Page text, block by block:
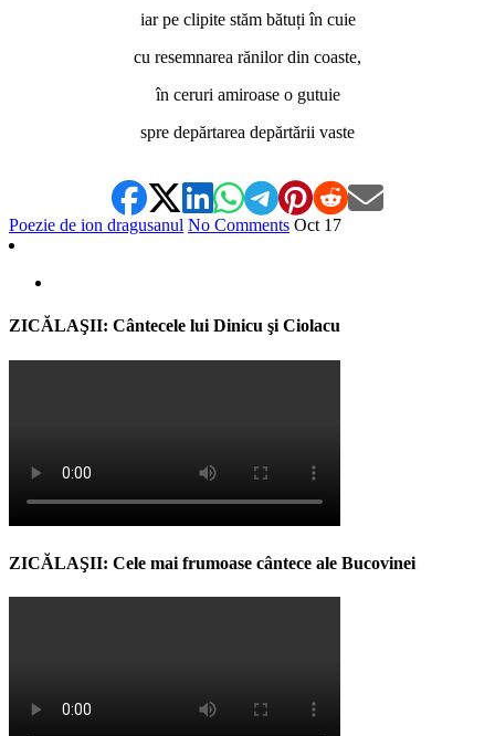
iar pe clipite stăm bătuți în cuie
cu resemnarea rănilor din coaste,
în ceruri amiroase o gutuie
spre depărtarea depărtării vaste
Poezie de ion dragusanul No Comments Oct 17
ZICĂLAŞII: Cântecele lui Dinicu şi Ciolacu
ZICĂLAŞII: Cele mai frumoase cântece ale Bucovinei